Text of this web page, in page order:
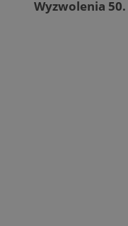
Wyzwolenia 50.